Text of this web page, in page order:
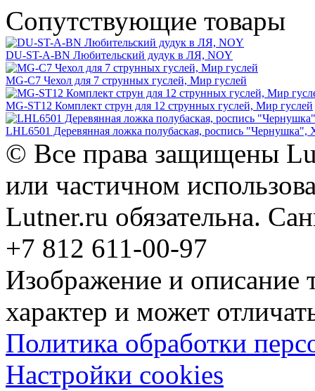
Сопутствующие товары
DU-ST-A-BN Любительский дудук в ЛЯ, NOY
MG-C7 Чехол для 7 струнных гуслей, Мир гуслей
MG-ST12 Комплект струн для 12 струнных гуслей, Мир гуслей
LHL6501 Деревянная ложка полубаская, роспись "Чернушка",
© Все права защищены
или частичном
Lutner.ru обязательна.
+7 812 611-00-97
Изображение и описание
характер и может
Политика обработки
Настройки cookies